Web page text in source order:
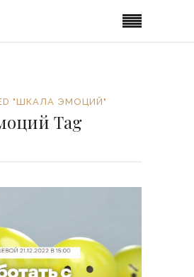
"ШКАЛА ЭМОЦИЙ"
Tag